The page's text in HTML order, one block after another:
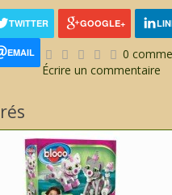
TWITTER GOOGLE+
EMAIL 0
Écrire un commentaire